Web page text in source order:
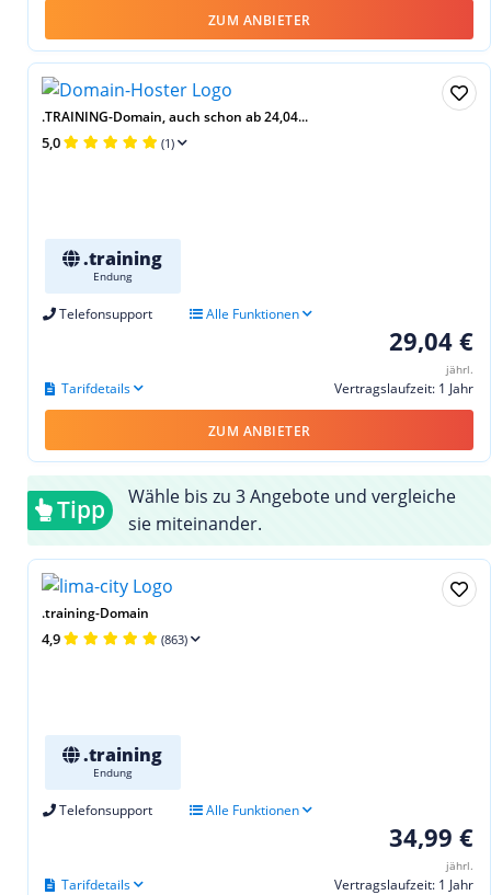
ZUM ANBIETER
.TRAINING-Domain, auch schon ab 24,04...
5,0 (1)
.training
Endung
Telefonsupport Alle Funktionen
29,04 €
jährl.
Vertragslaufzeit: 1 Jahr
Tarifdetails
ZUM ANBIETER
Tipp
Wähle bis zu 3 Angebote und vergleiche
sie miteinander.
.training-Domain
4,9 (863)
.training
Endung
Telefonsupport Alle Funktionen
34,99 €
jährl.
Vertragslaufzeit: 1 Jahr
Tarifdetails